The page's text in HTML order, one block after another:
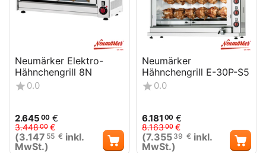
Neumärker Elektro-
Hähnchengrill 8N
0.0
2.645 00 €
3.44800 €
(3.147 55 € inkl.
MwSt.)
Neumärker
Hähnchengrill E-30P-S5
0.0
6.181 00 €
8.16300 €
(7.355 39 € inkl.
MwSt.)